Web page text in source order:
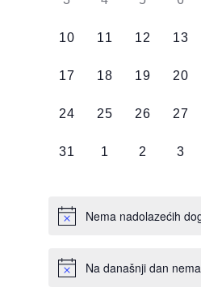
0
10
0
11
0
12
0
13
0
17
0
18
0
19
0
20
0
24
0
25
0
26
0
27
0
31
0
1
0
2
0
3
Nema nadolazećih
Na današnji dan